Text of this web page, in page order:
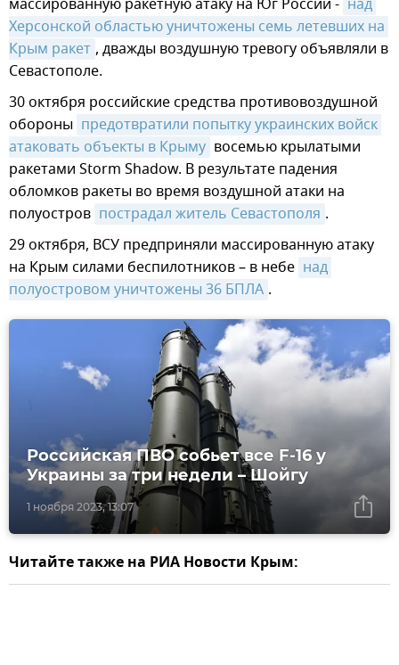
массированную ракетную атаку на Юг России - над
Херсонской областью уничтожены семь летевших на
Крым ракет , дважды воздушную тревогу объявляли в
Севастополе.
30 октября российские средства противовоздушной
обороны предотвратили попытку украинских войск
атаковать объекты в Крыму восемью крылатыми
ракетами Storm Shadow. В результате падения
обломков ракеты во время воздушной атаки на
полуостров пострадал житель Севастополя .
29 октября, ВСУ предприняли массированную атаку
на Крым силами беспилотников – в небе над
полуостровом уничтожены 36 БПЛА .
1 ноября 2023, 13:07
Российская ПВО собьет все F-16 у
Украины за три недели – Шойгу
Читайте также на РИА Новости Крым: